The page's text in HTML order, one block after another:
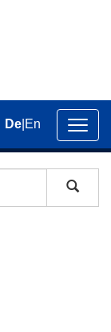
der
De En